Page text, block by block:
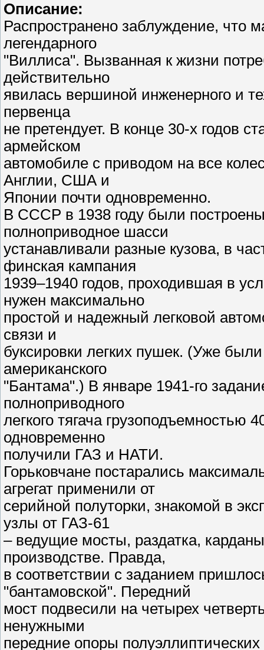
Описание:
Распространено заблуждение, что
легендарного
"Виллиса". Вызванная к жизни
действительно
явилась вершиной инженерного и
первенца
не претендует. В конце 30-х годов
армейском
автомобиле с приводом на все
Англии, США и
Японии почти одновременно.
В СССР в 1938 году были
полноприводное шасси
устанавливали разные кузова, в
финская кампания
1939–1940 годов, проходившая в
нужен максимально
простой и надежный легковой
связи и
буксировки легких пушек. (Уже
американского
"Бантама".) В январе 1941-го
полноприводного
легкого тягача грузоподъемностью
одновременно
получили ГАЗ и НАТИ.
Горьковчане постарались
агрегат применили от
серийной полуторки, знакомой в
узлы от ГАЗ-61
– ведущие мосты, раздатка,
производстве. Правда,
в соответствии с заданием
"бантамовской". Передний
мост подвесили на четырех
ненужными
передние опоры